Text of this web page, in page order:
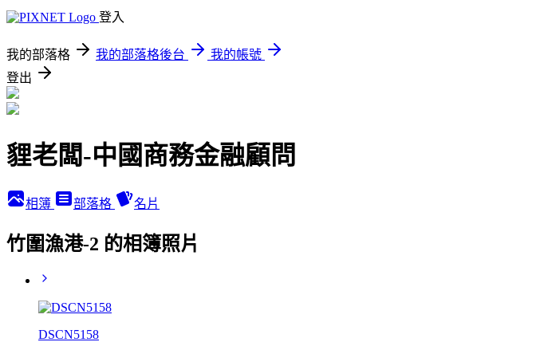
登入
我的部落格 我的部落格後台
我的帳號
登出
貍老闆-中國商務金融顧問
相簿 部落格 名片
竹圍漁港-2 的相簿照片
DSCN5158